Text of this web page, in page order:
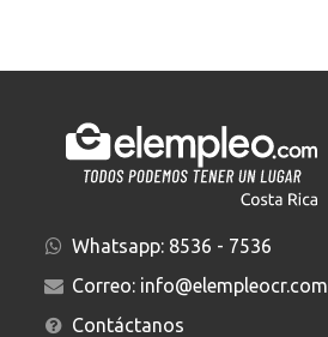
Whatsapp: 8536 - 7536
Correo: info@elempleocr.com
Contáctanos